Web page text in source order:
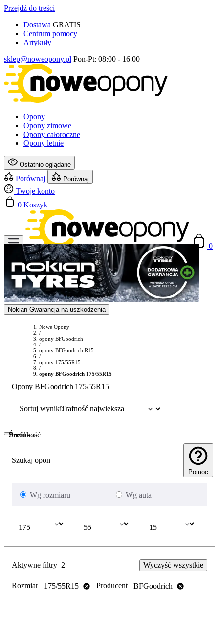
Przejdź do treści
Dostawa GRATIS
Centrum pomocy
Artykuły
sklep@noweopony.pl Pon-Pt: 08:00 - 16:00
Opony
Opony zimowe
Opony całoroczne
Opony letnie
Ostatnio oglądane
Porównaj Porównaj
Twoje konto
0 Koszyk
0
Nokian Gwarancja na uszkodzenia
Nowe Opony
/
opony BFGoodrich
/
opony BFGoodrich R15
/
opony 175/55R15
/
opony BFGoodrich 175/55R15
Opony BFGoodrich 175/55R15
Sortuj wyniki:
Szukaj opon
Pomoc
Wg rozmiaru Wg auta
Szerokość
Profil
Średnica
Aktywne filtry 2 Wyczyść wszystkie
Rozmiar 175/55R15 Producent BFGoodrich